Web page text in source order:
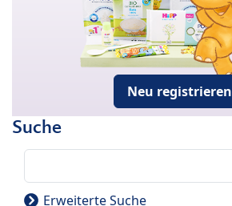
Neu registrieren
Suche
Erweiterte Suche